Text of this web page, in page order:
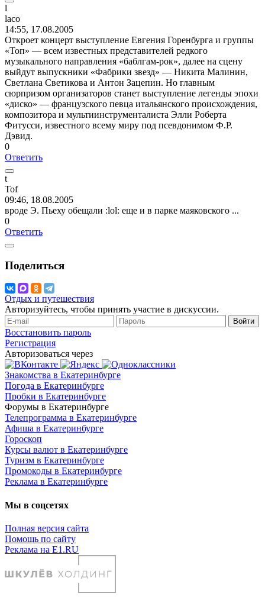
l
laco
14:55, 17.08.2005
Откроет концерт выступление Евгения Горенбурга и группы
«Топ» — всем известных представителей редкого
музыкального направления «баблгам-рок», далее на сцену
выйдут выпускники «Фабрики звезд» — Никита Малинин,
Светлана Светикова и Антон Зацепин. Но главным
сюрпризом организаторов станет выступление легенды эпохи
«диско» — французского певца итальянского происхождения,
композитора и мультиинструменталиста Элли Роберта
Фитусси, известного всему миру под псевдонимом Ф.Р.
Дэвид.
0
Ответить
t
Tof
09:46, 18.08.2005
вроде Э. Пьеху обещали :lol: еще и в парке маяковского ...
0
Ответить
Поделиться
Отдых и путешествия
Авторизуйтесь, чтобы принять участие в дискуссии.
Войти
Восстановить пароль
Регистрация
Авторизоваться через
Знакомства в Екатеринбурге
Погода в Екатеринбурге
Пробки в Екатеринбурге
Форумы в Екатеринбурге
Телепрограмма в Екатеринбурге
Афиша в Екатеринбурге
Гороскоп
Курсы валют в Екатеринбурге
Туризм в Екатеринбурге
Промокоды в Екатеринбурге
Реклама в Екатеринбурге
Мы в соцсетях
Полная версия сайта
Помощь по сайту
Реклама на E1.RU